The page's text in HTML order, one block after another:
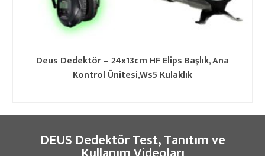
Deus Dedektör – 24x13cm HF Elips Başlık, Ana
Kontrol Ünitesi,Ws5 Kulaklık
DEUS Dedektör Test, Tanıtım ve